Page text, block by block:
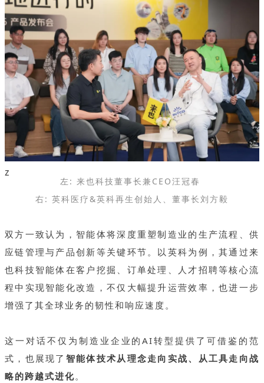
z
左: 来也科技董事长兼CEO汪冠春
右: 英科医疗&英科再生创始人、董事长刘方毅
双方一致认为，智能体将深度重塑制造业的生产流程、供
应链管理与产品创新等关键环节。以英科为例，其通过来
也科技智能体在客户挖掘、订单处理、人才招聘等核心流
程中实现智能化改造，不仅大幅提升运营效率，也进一步
增强了其全球业务的韧性和响应速度。
这一对话不仅为制造业企业的AI转型提供了可借鉴的范
式，也展现了 智能体技术从理念走向实战、从工具走向战
略的跨越式进化。